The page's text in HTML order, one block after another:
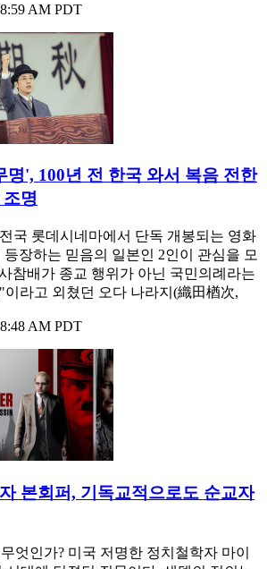
AM PDT
명', 100년 전 한국 와서 복음 전한
명
국 롯데시네마에서 단독 개봉되는 영화
장하는 믿음의 일본인 2인이 관심을 모
참배가 종교 행위가 아닌 국민의례라는
이라고 외쳤던 오다 나라지(織田楢次,
AM PDT
본회퍼, 기독교적으로도 순교자
엇인가? 미국 저명한 정치철학자 마이